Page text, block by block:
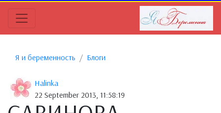
Я и беременность Блоги
Halinka
22 September 2013, 11:58:19